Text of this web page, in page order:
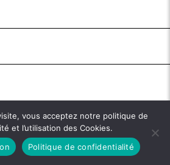
vous acceptez notre politique de
et l’utilisation des Cookies.
Politique de confidentialité